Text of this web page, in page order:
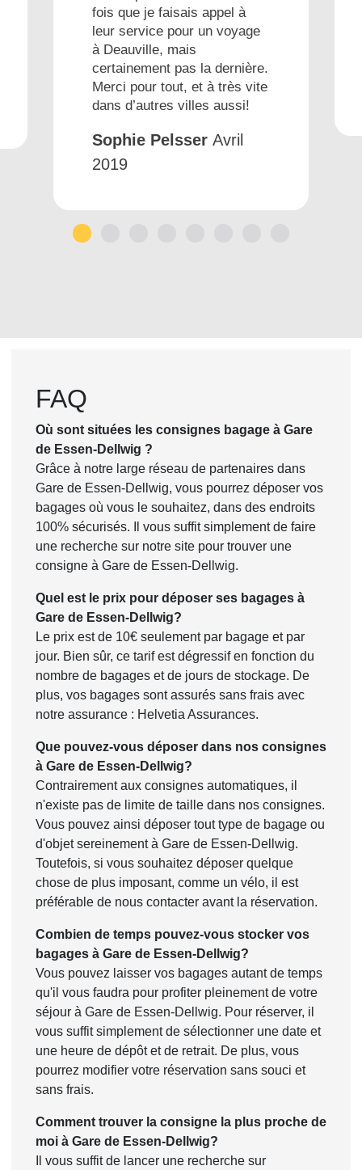
fois que je faisais appel à
leur service pour un voyage
à Deauville, mais
certainement pas la dernière.
Merci pour tout, et à très vite
dans d’autres villes aussi!
Sophie Pelsser Avril
2019
FAQ
Où sont situées les consignes bagage à Gare
de Essen-Dellwig ?
Grâce à notre large réseau de partenaires dans
Gare de Essen-Dellwig, vous pourrez déposer vos
bagages où vous le souhaitez, dans des endroits
100% sécurisés. Il vous suffit simplement de faire
une recherche sur notre site pour trouver une
consigne à Gare de Essen-Dellwig.
Quel est le prix pour déposer ses bagages à
Gare de Essen-Dellwig?
Le prix est de 10€ seulement par bagage et par
jour. Bien sûr, ce tarif est dégressif en fonction du
nombre de bagages et de jours de stockage. De
plus, vos bagages sont assurés sans frais avec
notre assurance : Helvetia Assurances.
Que pouvez-vous déposer dans nos consignes
à Gare de Essen-Dellwig?
Contrairement aux consignes automatiques, il
n'existe pas de limite de taille dans nos consignes.
Vous pouvez ainsi déposer tout type de bagage ou
d'objet sereinement à Gare de Essen-Dellwig.
Toutefois, si vous souhaitez déposer quelque
chose de plus imposant, comme un vélo, il est
préférable de nous contacter avant la réservation.
Combien de temps pouvez-vous stocker vos
bagages à Gare de Essen-Dellwig?
Vous pouvez laisser vos bagages autant de temps
qu'il vous faudra pour profiter pleinement de votre
séjour à Gare de Essen-Dellwig. Pour réserver, il
vous suffit simplement de sélectionner une date et
une heure de dépôt et de retrait. De plus, vous
pourrez modifier votre réservation sans souci et
sans frais.
Comment trouver la consigne la plus proche de
moi à Gare de Essen-Dellwig?
Il vous suffit de lancer une recherche sur